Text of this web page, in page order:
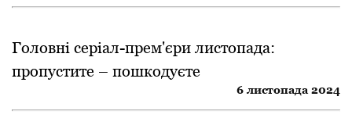
Головні серіал-прем'єри листопада:
пропустите – пошкодуєте
6 листопада 2024